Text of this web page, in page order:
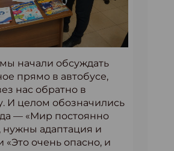
начали обсуждать
прямо в автобусе,
нас обратно в
И целом обозначились
— «Мир постоянно
нужны адаптация и
«Это очень опасно, и